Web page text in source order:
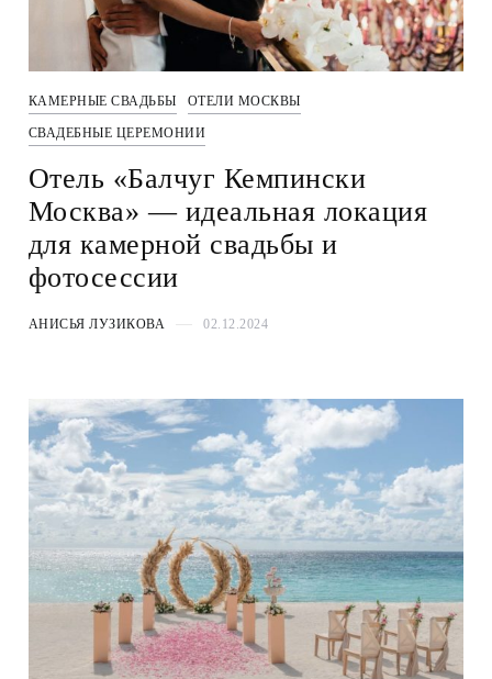
КАМЕРНЫЕ СВАДЬБЫ ОТЕЛИ МОСКВЫ
СВАДЕБНЫЕ ЦЕРЕМОНИИ
Отель «Балчуг Кемпински
Москва» — идеальная локация
для камерной свадьбы и
фотосессии
АНИСЬЯ ЛУЗИКОВА 02.12.2024